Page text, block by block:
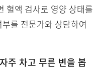
혈액 검사로 영양 상태를
를 전문가와 상담하여
주 차고 무른 변을 봅